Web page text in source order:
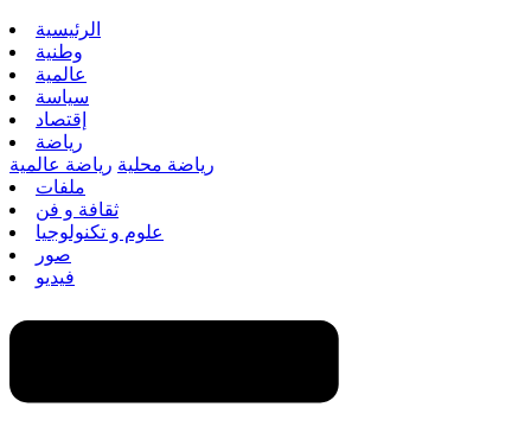
الرئيسية
وطنية
عالمية
سياسة
إقتصاد
رياضة
رياضة محلية رياضة عالمية
ملفات
ثقافة و فن
علوم و تكنولوجيا
صور
فيديو